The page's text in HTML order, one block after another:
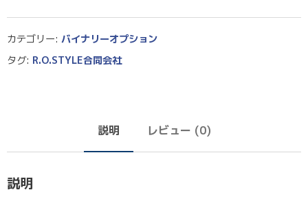
カテゴリー: バイナリーオプション
タグ: R.O.STYLE合同会社
説明 レビュー (0)
説明